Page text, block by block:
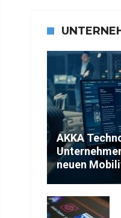
AKKA
neuen